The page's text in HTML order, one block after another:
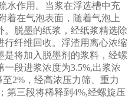
水作用。当浆在浮选槽中充
着在气泡表面，随着气泡上
脱墨的纸浆，经纸浆精选除
行纤维回收。浮渣用离心浓缩
将加入脱墨剂的浆料，经螺
段进浆浓度为3.5%,出浆浓
2%，经高浓压力筛、重力
第三段将稀释到4%,经螺旋压